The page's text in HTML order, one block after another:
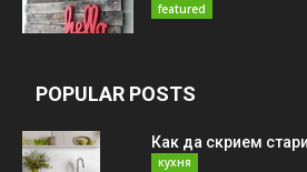
featured
POPULAR POSTS
Как да скрием
кухня